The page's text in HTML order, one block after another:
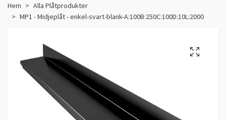
Hem
Alla Plåtprodukter
MP1 - Midjeplåt - enkel-svart-blank-A:100B:250C:100D:10L:2000